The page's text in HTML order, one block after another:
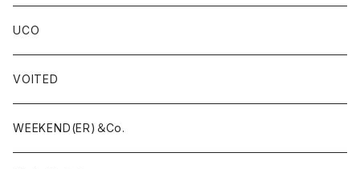
UCO
VOITED
WEEKEND(ER)＆Co.